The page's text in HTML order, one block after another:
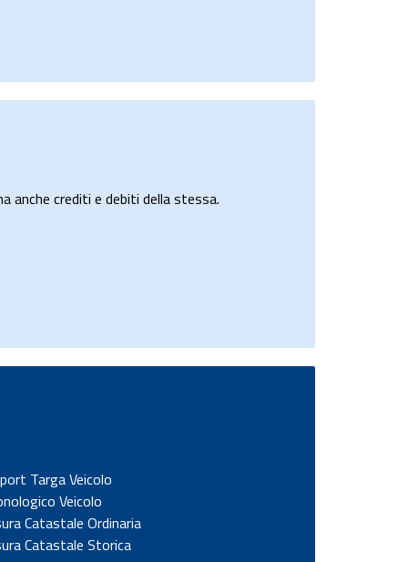
anche crediti e debiti della stessa.
Targa Veicolo
Veicolo
Catastale Ordinaria
Catastale Storica